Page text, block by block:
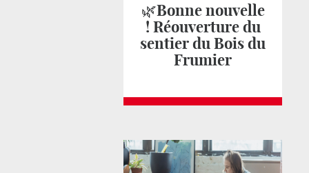
🌿Bonne nouvelle
! Réouverture du
sentier du Bois du
Frumier